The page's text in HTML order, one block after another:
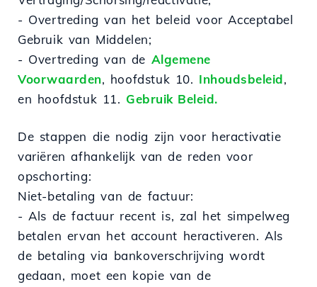
- Overtreding van het beleid voor Acceptabel
Gebruik van Middelen;
- Overtreding van de Algemene
Voorwaarden, hoofdstuk 10. Inhoudsbeleid,
en hoofdstuk 11. Gebruik Beleid.
De stappen die nodig zijn voor heractivatie
variëren afhankelijk van de reden voor
opschorting:
Niet-betaling van de factuur:
- Als de factuur recent is, zal het simpelweg
betalen ervan het account heractiveren. Als
de betaling via bankoverschrijving wordt
gedaan, moet een kopie van de